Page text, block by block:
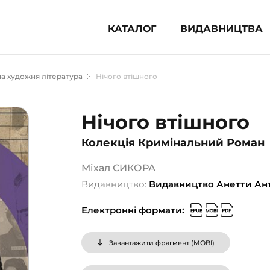
КАТАЛОГ ВИДАВНИЦТВА
література (1854)
для підлітків (240)
популярна література (1015)
література та посібники
довідники, словники
сертифікати (1)
художня література Нічого втішного
Нічого втішного
Колекція Кримінальний Роман
Міхал СИКОРА
Видавництво: Видавництво Анетти
Електронні формати:
Завантажити фрагмент (MOBI)